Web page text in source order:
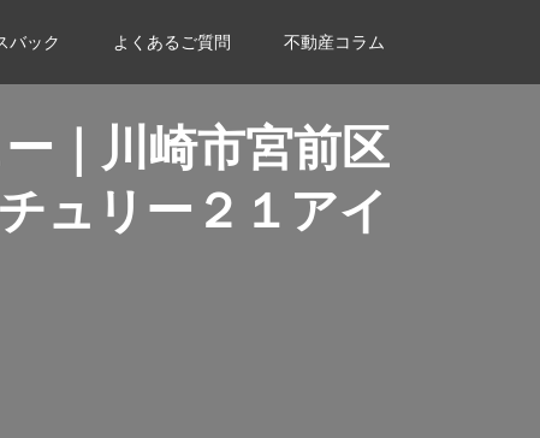
バック よくあるご質問 不動産コラム
｜川崎市宮前区
ュリー２１アイ